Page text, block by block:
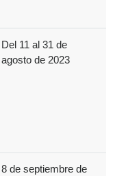
Del 11 al 31 de
agosto de 2023
8 de septiembre de